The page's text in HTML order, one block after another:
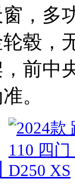
，多
毂，
前中
。